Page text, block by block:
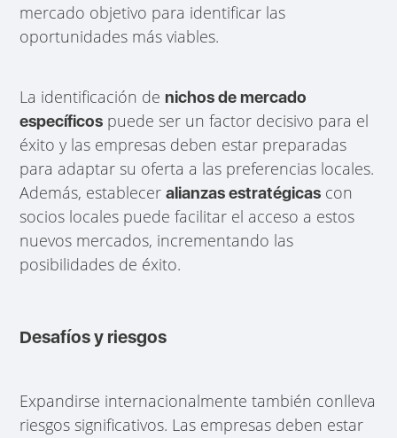
mercado objetivo para identificar las
oportunidades más viables.
La identificación denichos de mercado
específicos puede ser un factor decisivo para el
éxito y las empresas deben estar preparadas
para adaptar su oferta a las preferencias locales.
Además, estableceralianzas estratégicas con
socios locales puede facilitar el acceso a estos
nuevos mercados, incrementando las
posibilidades de éxito.
Desafíos y riesgos
Expandirse internacionalmente también conlleva
riesgos significativos. Las empresas deben estar